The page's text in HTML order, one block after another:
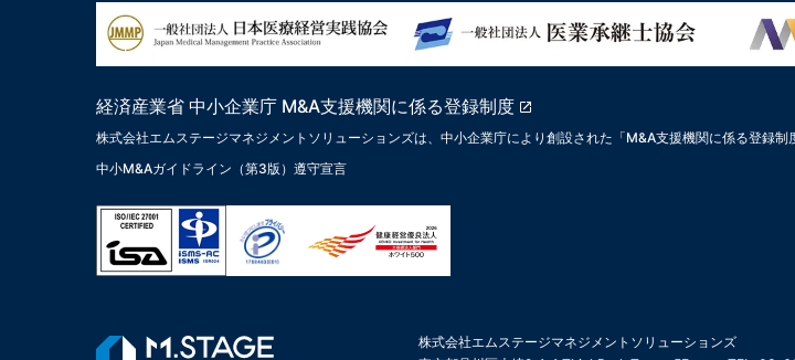
経済産業省 中小企業庁 M&A支援機関に係る登録制度
株式会社エムステージマネジメントソリューションズは、中小企業庁により創設された「M&A支援機関に係る登録
中小M&Aガイドライン（第3版）遵守宣言
株式会社エムステージマネジメントソリューションズ